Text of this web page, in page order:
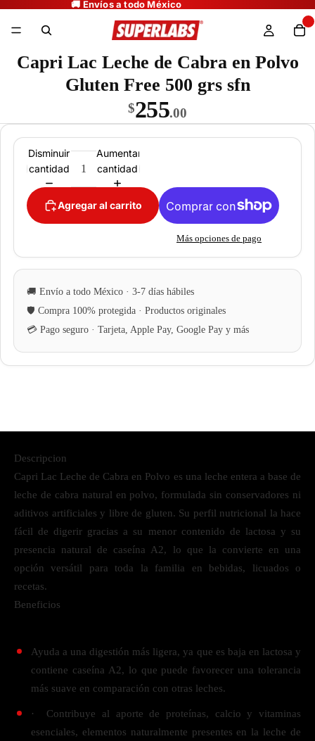
Capri Lac Leche de Cabra en Polvo
Gluten Free 500 grs sfn
$255.00
Disminuir
cantidad
Aumentar
cantidad
Agregar al carrito
Más opciones de pago
Descripcion
Capri Lac Leche de Cabra en Polvo es una leche entera a base de
leche de cabra natural en polvo, formulada sin conservadores ni
aditivos artificiales y libre de gluten. Su perfil nutricional la hace
fácil de digerir gracias a su menor contenido de lactosa y su
presencia natural de caseína A2, lo que la convierte en una
opción versátil para toda la familia en bebidas, licuados o
recetas.
Beneficios
Ayuda a una digestión más ligera, ya que es baja en lactosa y
contiene caseína A2, lo que puede favorecer una tolerancia
más suave en comparación con otras leches.
· Contribuye al aporte de proteínas, calcio y vitaminas
esenciales, elementos naturalmente presentes en la leche de